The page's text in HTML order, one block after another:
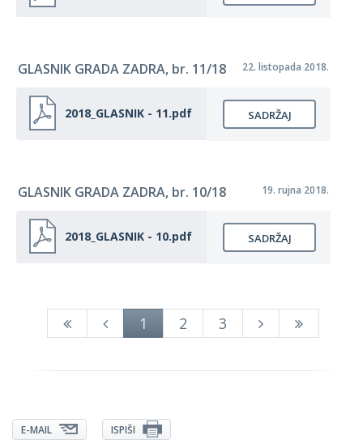
GLASNIK GRADA ZADRA, br. 11/18 22. listopada 2018.
2018_GLASNIK - 11.pdf SADRŽAJ
GLASNIK GRADA ZADRA, br. 10/18 19. rujna 2018.
2018_GLASNIK - 10.pdf SADRŽAJ
1 2 3
E-MAIL ISPIŠI